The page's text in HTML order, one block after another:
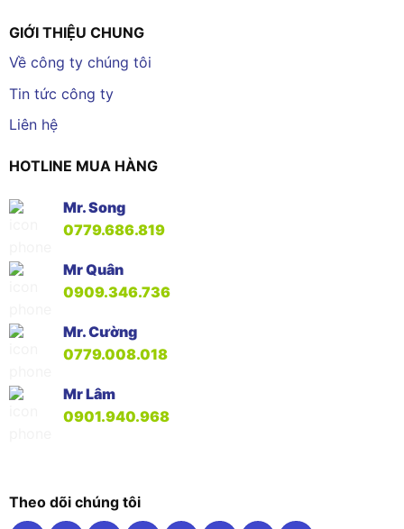
GIỚI THIỆU CHUNG
Về công ty chúng tôi
Tin tức công ty
Liên hệ
HOTLINE MUA HÀNG
Mr. Song
0779.686.819
Mr Quân
0909.346.736
Mr. Cường
0779.008.018
Mr Lâm
0901.940.968
Theo dõi chúng tôi